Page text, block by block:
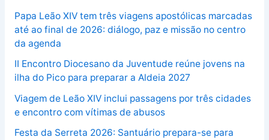
Papa Leão XIV tem três viagens apostólicas marcadas
até ao final de 2026: diálogo, paz e missão no centro
da agenda
II Encontro Diocesano da Juventude reúne jovens na
ilha do Pico para preparar a Aldeia 2027
Viagem de Leão XIV inclui passagens por três cidades
e encontro com vítimas de abusos
Festa da Serreta 2026: Santuário prepara-se para